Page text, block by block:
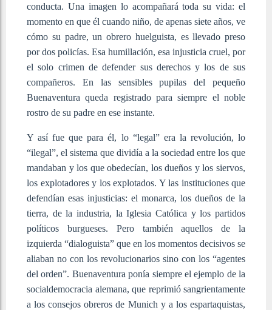
conducta. Una imagen lo acompañará toda su vida: el
momento en que él cuando niño, de apenas siete años, ve
cómo su padre, un obrero huelguista, es llevado preso
por dos policías. Esa humillación, esa injusticia cruel, por
el solo crimen de defender sus derechos y los de sus
compañeros. En las sensibles pupilas del pequeño
Buenaventura queda registrado para siempre el noble
rostro de su padre en ese instante.
Y así fue que para él, lo “legal” era la revolución, lo
“ilegal”, el sistema que dividía a la sociedad entre los que
mandaban y los que obedecían, los dueños y los siervos,
los explotadores y los explotados. Y las instituciones que
defendían esas injusticias: el monarca, los dueños de la
tierra, de la industria, la Iglesia Católica y los partidos
políticos burgueses. Pero también aquellos de la
izquierda “dialoguista” que en los momentos decisivos se
aliaban no con los revolucionarios sino con los “agentes
del orden”. Buenaventura ponía siempre el ejemplo de la
socialdemocracia alemana, que reprimió sangrientamente
a los consejos obreros de Munich y a los espartaquistas,